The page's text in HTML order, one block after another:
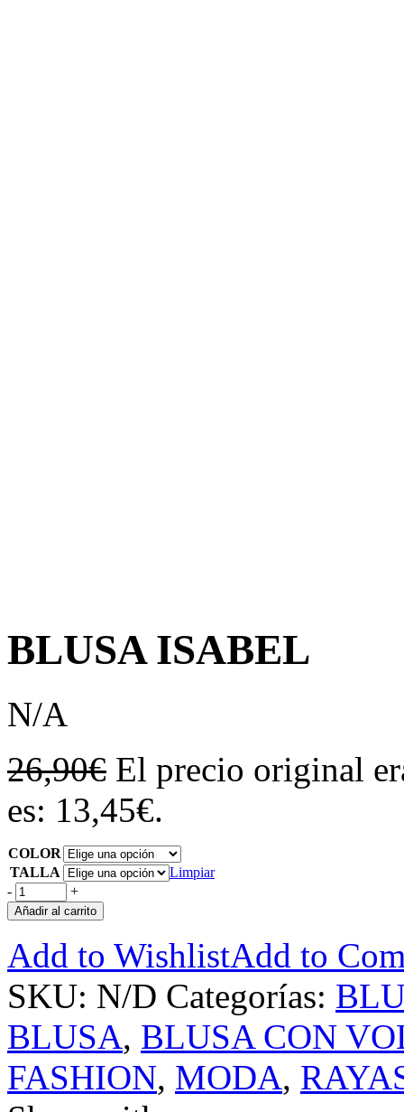
BLUSA ISABEL
N/A
26,90€ El precio original
es: 13,45€.
COLOR
TALLA
Limpiar
-
+
Añadir al carrito
Add to WishlistAdd to
SKU: N/D Categorías:
BLUSA, BLUSA CON
FASHION, MODA,